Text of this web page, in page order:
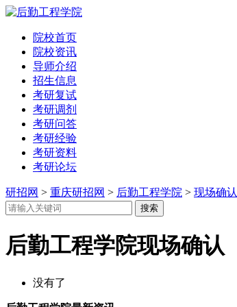
院校首页
院校资讯
导师介绍
招生信息
考研复试
考研调剂
考研问答
考研经验
考研资料
考研论坛
研招网 > 重庆研招网 > 后勤工程学院 > 现场确认
后勤工程学院现场确认
没有了